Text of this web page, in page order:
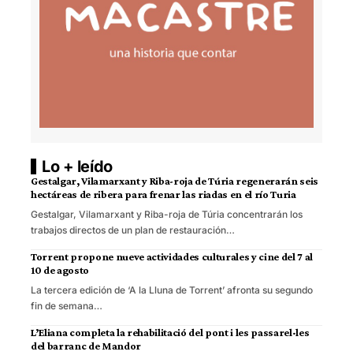
Lo + leído
Gestalgar, Vilamarxant y Riba-roja de Túria regenerarán seis
hectáreas de ribera para frenar las riadas en el río Turia
Gestalgar, Vilamarxant y Riba-roja de Túria concentrarán los
trabajos directos de un plan de restauración…
Torrent propone nueve actividades culturales y cine del 7 al
10 de agosto
La tercera edición de ‘A la Lluna de Torrent’ afronta su segundo
fin de semana…
L’Eliana completa la rehabilitació del pont i les passarel·les
del barranc de Mandor